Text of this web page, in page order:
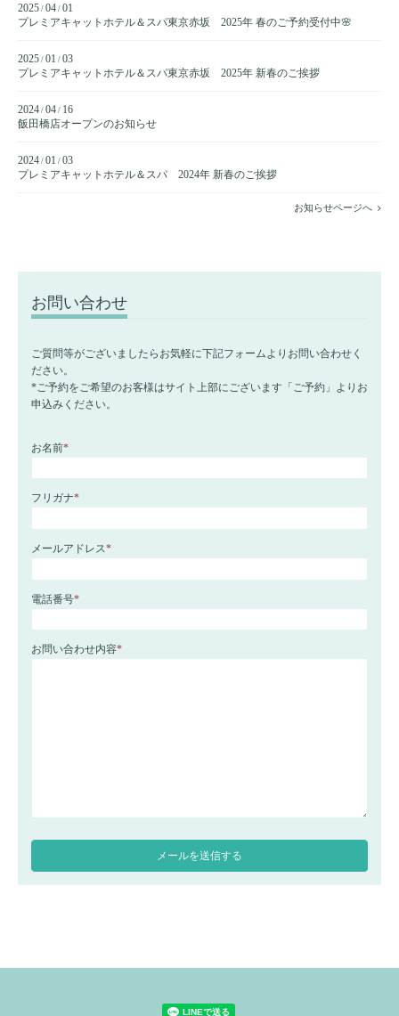
2025 / 04 / 01
プレミアキャットホテル＆スパ東京赤坂 2025年 春のご予約受付中🌸
2025 / 01 / 03
プレミアキャットホテル＆スパ東京赤坂 2025年 新春のご挨拶
2024 / 04 / 16
飯田橋店オープンのお知らせ
2024 / 01 / 03
プレミアキャットホテル＆スパ 2024年 新春のご挨拶
お知らせページへ
お問い合わせ
ご質問等がございましたらお気軽に下記フォームよりお問い合わせく
ださい。
*ご予約をご希望のお客様はサイト上部にございます「ご予約」よりお
申込みください。
お名前*
フリガナ*
メールアドレス*
電話番号*
お問い合わせ内容*